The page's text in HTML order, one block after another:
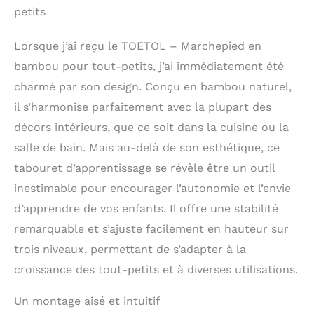
quatre côtés offrent un
soutien parfait lorsque
l'intérieur, de sorte que
les enfants ne tombent
pas de haut. Design
tabouret de cuisine
pour tout-petits
18 mois et plus. La
plate-forme réglable à 3
niveaux et la pédale
permettent la hauteur
parfaite pour les
ce qui pourrait observer
petits
Lorsque j’ai reçu le TOETOL – Marchepied en
bambou pour tout-petits, j’ai immédiatement été
charmé par son design. Conçu en bambou naturel,
il s’harmonise parfaitement avec la plupart des
décors intérieurs, que ce soit dans la cuisine ou la
salle de bain. Mais au-delà de son esthétique, ce
tabouret d’apprentissage se révèle être un outil
inestimable pour encourager l’autonomie et l’envie
d’apprendre de vos enfants. Il offre une stabilité
remarquable et s’ajuste facilement en hauteur sur
trois niveaux, permettant de s’adapter à la
croissance des tout-petits et à diverses utilisations.
Un montage aisé et intuitif